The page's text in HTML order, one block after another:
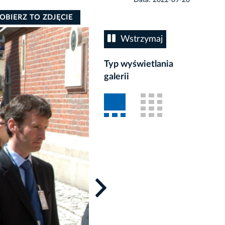
Wstrzymaj
Typ wyświetlania
galerii
TO ZDJĘCIE
Autor: W. Majka